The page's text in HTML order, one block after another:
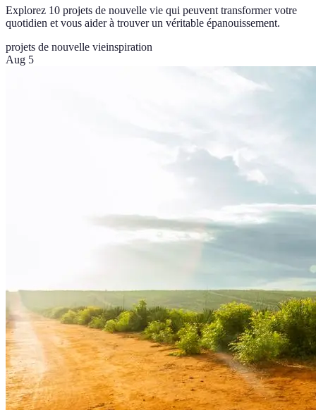
Explorez 10 projets de nouvelle vie qui peuvent transformer votre
quotidien et vous aider à trouver un véritable épanouissement.
projets de nouvelle vieinspiration
Aug 5